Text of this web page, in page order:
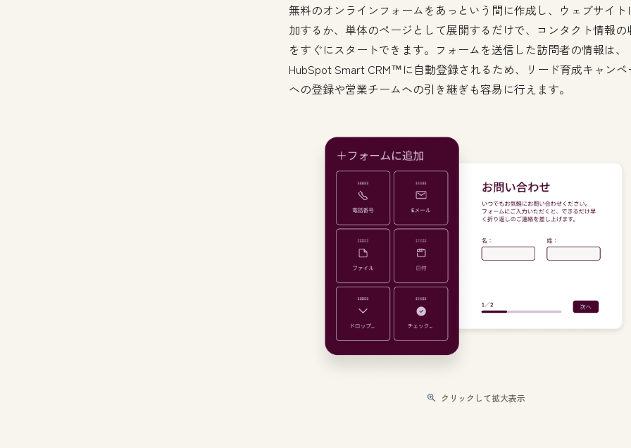
無料のオンラインフォームをあっという間に作成し、ウェブサイト
加するか、単体のページとして展開するだけで、コンタクト情報の
をすぐにスタートできます。フォームを送信した訪問者の情報は、
HubSpot Smart CRM™に自動登録されるため、リード育成キャンペ
への登録や営業チームへの引き継ぎも容易に行えます。
クリックして拡大表示